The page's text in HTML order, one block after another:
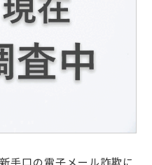
手口の電子メール詐欺に